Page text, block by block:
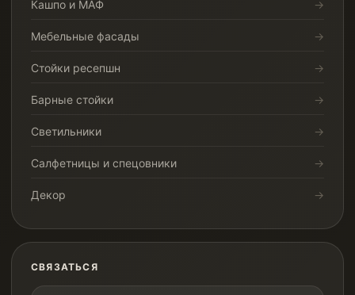
Кашпо и МАФ
Мебельные фасады
Стойки ресепшн
Барные стойки
Светильники
Салфетницы и спецовники
Декор
СВЯЗАТЬСЯ